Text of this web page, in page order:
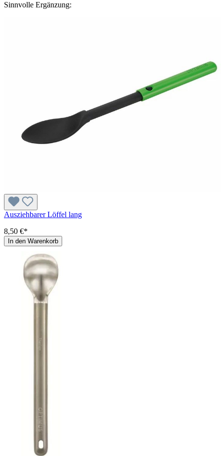
Sinnvolle Ergänzung:
Ausziehbarer Löffel lang
8,50 €*
In den Warenkorb